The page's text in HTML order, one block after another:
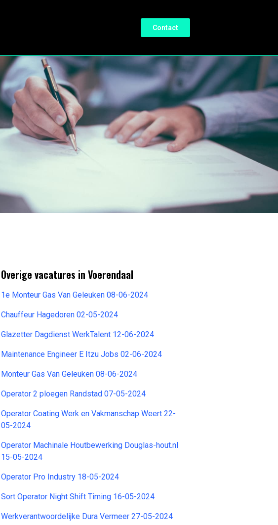
Contact
Overige vacatures in Voerendaal
1e Monteur Gas Van Geleuken 08-06-2024
Chauffeur Hagedoren 02-05-2024
Glazetter Dagdienst WerkTalent 12-06-2024
Maintenance Engineer E Itzu Jobs 02-06-2024
Monteur Gas Van Geleuken 08-06-2024
Operator 2 ploegen Randstad 07-05-2024
Operator Coating Werk en Vakmanschap Weert 22-
05-2024
Operator Machinale Houtbewerking Douglas-hout.nl
15-05-2024
Operator Pro Industry 18-05-2024
Sort Operator Night Shift Timing 16-05-2024
Werkverantwoordelijke Dura Vermeer 27-05-2024